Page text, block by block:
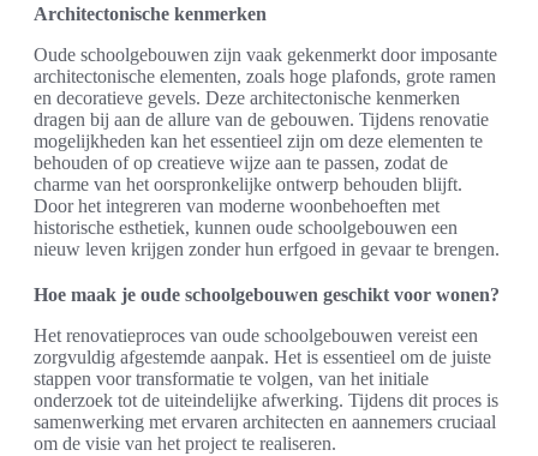
Architectonische kenmerken
Oude schoolgebouwen zijn vaak gekenmerkt door imposante
architectonische elementen, zoals hoge plafonds, grote ramen
en decoratieve gevels. Deze architectonische kenmerken
dragen bij aan de allure van de gebouwen. Tijdens renovatie
mogelijkheden kan het essentieel zijn om deze elementen te
behouden of op creatieve wijze aan te passen, zodat de
charme van het oorspronkelijke ontwerp behouden blijft.
Door het integreren van moderne woonbehoeften met
historische esthetiek, kunnen oude schoolgebouwen een
nieuw leven krijgen zonder hun erfgoed in gevaar te brengen.
Hoe maak je oude schoolgebouwen geschikt voor wonen?
Het renovatieproces van oude schoolgebouwen vereist een
zorgvuldig afgestemde aanpak. Het is essentieel om de juiste
stappen voor transformatie te volgen, van het initiale
onderzoek tot de uiteindelijke afwerking. Tijdens dit proces is
samenwerking met ervaren architecten en aannemers cruciaal
om de visie van het project te realiseren.